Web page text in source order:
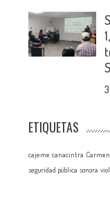
ETIQUETAS
cajeme canacintra
seguridad pública sonora